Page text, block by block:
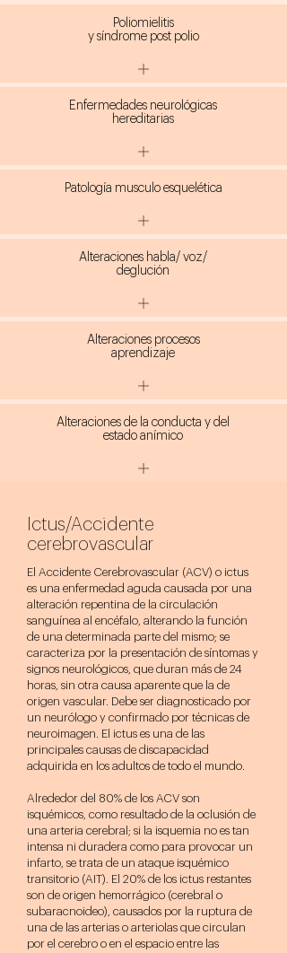
Poliomielitis
y síndrome post polio
Enfermedades neurológicas
hereditarias
Patología musculo esquelética
Alteraciones habla/ voz/
deglución
Alteraciones procesos
aprendizaje
Alteraciones de la conducta y del
estado anímico
Ictus/Accidente
cerebrovascular
El Accidente Cerebrovascular (ACV) o ictus
es una enfermedad aguda causada por una
alteración repentina de la circulación
sanguínea al encéfalo, alterando la función
de una determinada parte del mismo; se
caracteriza por la presentación de síntomas y
signos neurológicos, que duran más de 24
horas, sin otra causa aparente que la de
origen vascular. Debe ser diagnosticado por
un neurólogo y confirmado por técnicas de
neuroimagen. El ictus es una de las
principales causas de discapacidad
adquirida en los adultos de todo el mundo.
Alrededor del 80% de los ACV son
isquémicos, como resultado de la oclusión de
una arteria cerebral; si la isquemia no es tan
intensa ni duradera como para provocar un
infarto, se trata de un ataque isquémico
transitorio (AIT). El 20% de los ictus restantes
son de origen hemorrágico (cerebral o
subaracnoideo), causados por la ruptura de
una de las arterias o arteriolas que circulan
por el cerebro o en el espacio entre las